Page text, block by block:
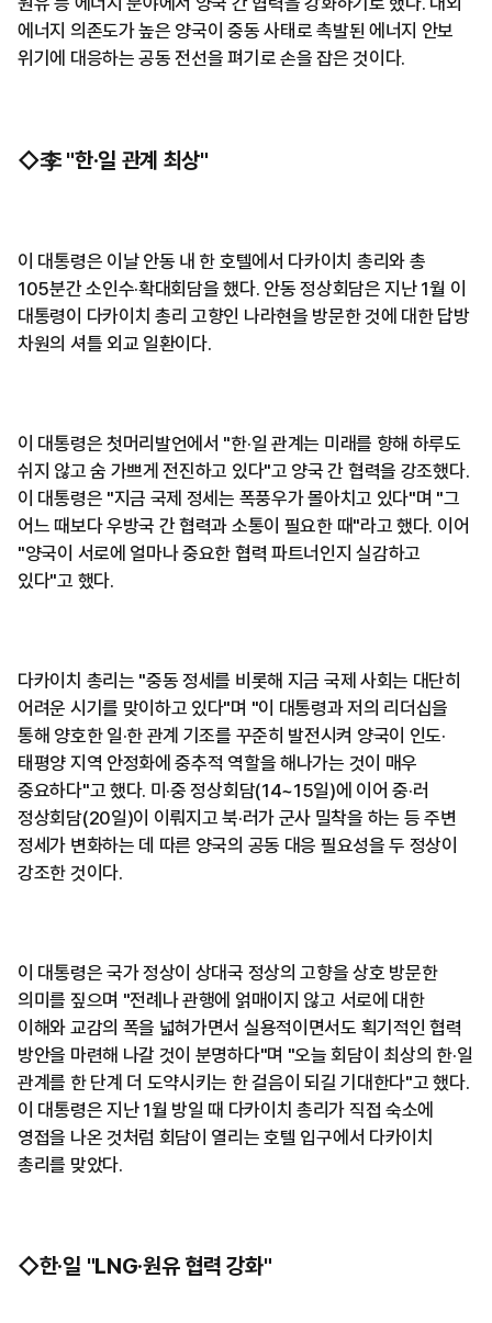
에너지 의존도가 높은 양국이 중동 사태로 촉발된 에너지 안보
위기에 대응하는 공동 전선을 펴기로 손을 잡은 것이다.
◇李 "한·일 관계 최상"
이 대통령은 이날 안동 내 한 호텔에서 다카이치 총리와 총
105분간 소인수·확대회담을 했다. 안동 정상회담은 지난 1월 이
대통령이 다카이치 총리 고향인 나라현을 방문한 것에 대한 답방
차원의 셔틀 외교 일환이다.
이 대통령은 첫머리발언에서 "한·일 관계는 미래를 향해 하루도
쉬지 않고 숨 가쁘게 전진하고 있다"고 양국 간 협력을 강조했다.
이 대통령은 "지금 국제 정세는 폭풍우가 몰아치고 있다"며 "그
어느 때보다 우방국 간 협력과 소통이 필요한 때"라고 했다. 이어
"양국이 서로에 얼마나 중요한 협력 파트너인지 실감하고
있다"고 했다.
다카이치 총리는 "중동 정세를 비롯해 지금 국제 사회는 대단히
어려운 시기를 맞이하고 있다"며 "이 대통령과 저의 리더십을
통해 양호한 일·한 관계 기조를 꾸준히 발전시켜 양국이 인도·
태평양 지역 안정화에 중추적 역할을 해나가는 것이 매우
중요하다"고 했다. 미·중 정상회담(14~15일)에 이어 중·러
정상회담(20일)이 이뤄지고 북·러가 군사 밀착을 하는 등 주변
정세가 변화하는 데 따른 양국의 공동 대응 필요성을 두 정상이
강조한 것이다.
이 대통령은 국가 정상이 상대국 정상의 고향을 상호 방문한
의미를 짚으며 "전례나 관행에 얽매이지 않고 서로에 대한
이해와 교감의 폭을 넓혀가면서 실용적이면서도 획기적인 협력
방안을 마련해 나갈 것이 분명하다"며 "오늘 회담이 최상의 한·일
관계를 한 단계 더 도약시키는 한 걸음이 되길 기대한다"고 했다.
이 대통령은 지난 1월 방일 때 다카이치 총리가 직접 숙소에
영접을 나온 것처럼 회담이 열리는 호텔 입구에서 다카이치
총리를 맞았다.
◇한·일 "LNG·원유 협력 강화"